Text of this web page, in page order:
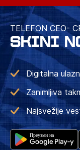
TELEFON CEO-
SKINI
Digitalna
Zanimljiva
Najsvežije